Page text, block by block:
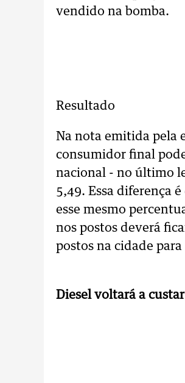
vendido na bomba.
Resultado
Na nota emitida pela
consumidor final
nacional - no último
5,49. Essa diferença
esse mesmo
nos postos deverá
postos na cidade para
Diesel voltará a